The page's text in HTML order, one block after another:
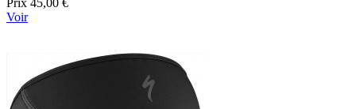
Prix 45,00 €
Voir